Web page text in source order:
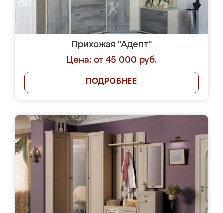
Прихожая "Адепт"
Цена: от 45 000 руб.
ПОДРОБНЕЕ